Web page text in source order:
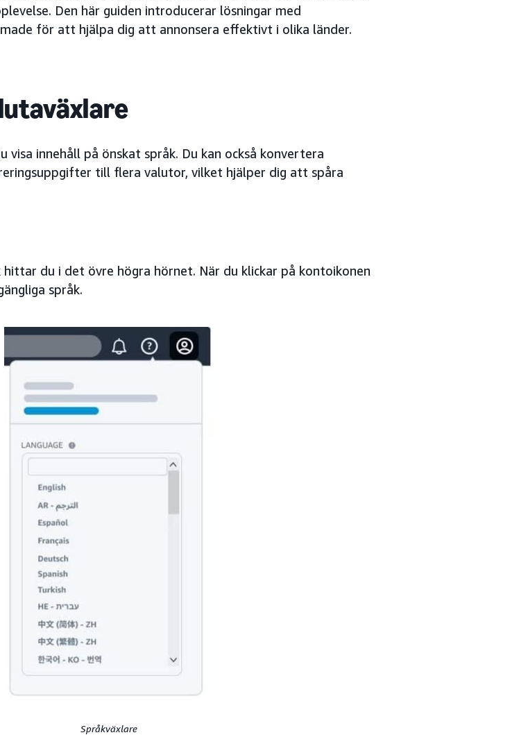
Den här guiden introducerar lösningar med
för att hjälpa dig att annonsera effektivt i olika länder.
visa innehåll på önskat språk. Du kan också konvertera
till flera valutor, vilket hjälper dig att spåra
du i det övre högra hörnet. När du klickar på kontoikonen
språk.
Språkväxlare